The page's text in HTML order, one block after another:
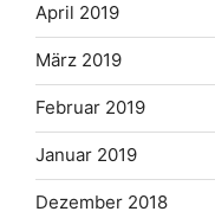
April 2019
März 2019
Februar 2019
Januar 2019
Dezember 2018